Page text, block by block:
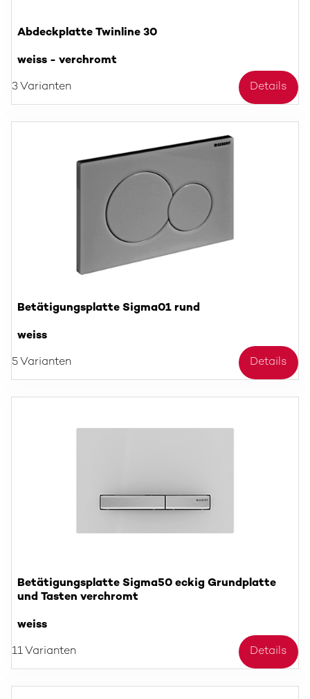
Abdeckplatte Twinline 30
weiss - verchromt
3 Varianten Details
Betätigungsplatte Sigma01 rund
weiss
5 Varianten Details
Betätigungsplatte Sigma50 eckig Grundplatte
und Tasten verchromt
weiss
11 Varianten Details